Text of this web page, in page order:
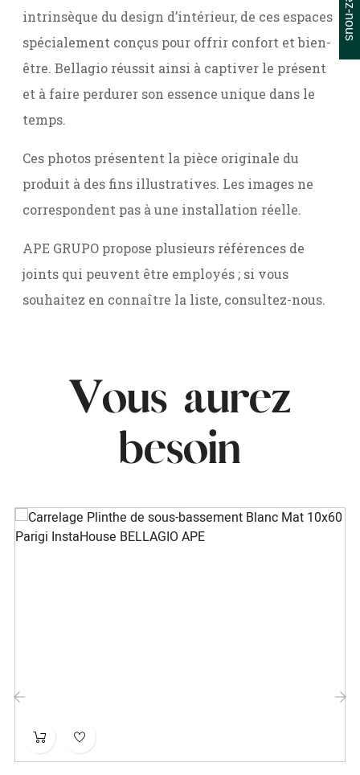
intrinsèque du design d’intérieur, de ces espaces
spécialement conçus pour offrir confort et bien-
être. Bellagio réussit ainsi à captiver le présent
et à faire perdurer son essence unique dans le
temps.
Ces photos présentent la pièce originale du
produit à des fins illustratives. Les images ne
correspondent pas à une installation réelle.
APE GRUPO propose plusieurs références de
joints qui peuvent être employés ; si vous
souhaitez en connaître la liste, consultez-nous.
Vous aurez
besoin